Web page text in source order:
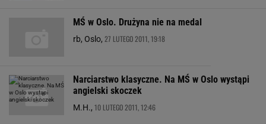
MŚ w Oslo. Drużyna nie na medal
rb, Oslo, 27 LUTEGO 2011, 19:18
Narciarstwo klasyczne. Na MŚ w Oslo wystąpi
angielski skoczek
M.H., 10 LUTEGO 2011, 12:46